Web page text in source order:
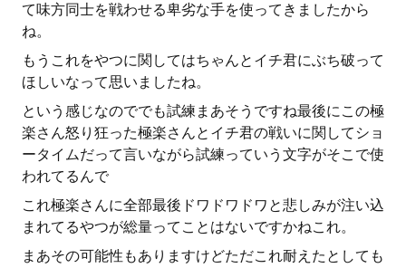
て味方同士を戦わせる卑劣な手を使ってきましたから
ね。
もうこれをやつに関してはちゃんとイチ君にぶち破って
ほしいなって思いましたね。
という感じなのででも試練まあそうですね最後にこの極
楽さん怒り狂った極楽さんとイチ君の戦いに関してショ
ータイムだって言いながら試練っていう文字がそこで使
われてるんで
これ極楽さんに全部最後ドワドワドワと悲しみが注い込
まれてるやつが総量ってことはないですかねこれ。
まあその可能性もありますけどただこれ耐えたとしても